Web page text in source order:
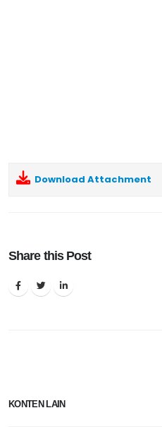
Download Attachment
Share this Post
KONTEN LAIN